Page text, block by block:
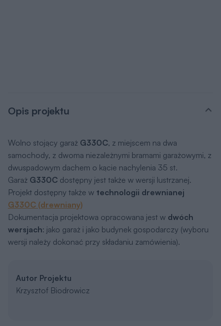
Opis projektu
Wolno stojący garaż G330C, z miejscem na dwa
samochody, z dwoma niezależnymi bramami garażowymi, z
dwuspadowym dachem o kącie nachylenia 35 st.
Garaż G330C dostępny jest także w wersji lustrzanej.
Projekt dostępny także w technologii drewnianej
G330C (drewniany)
Dokumentacja projektowa opracowana jest w dwóch
wersjach: jako garaż i jako budynek gospodarczy (wyboru
wersji należy dokonać przy składaniu zamówienia).
Autor Projektu
Krzysztof Biodrowicz